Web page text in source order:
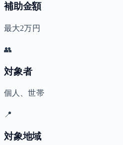
補助金額
最大2万円
👥
対象者
個人、世帯
📍
対象地域